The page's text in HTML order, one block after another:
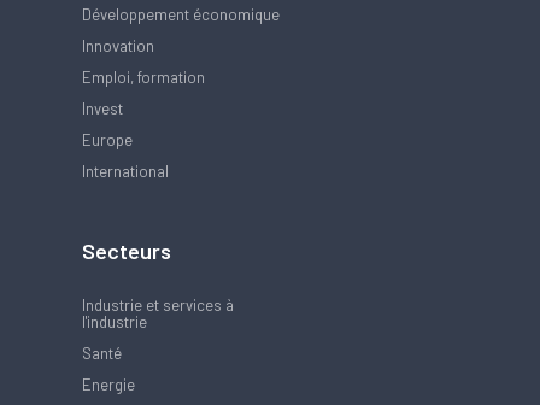
Développement économique
Innovation
Emploi, formation
Invest
Europe
International
Secteurs
Industrie et services à
l'industrie
Santé
Energie